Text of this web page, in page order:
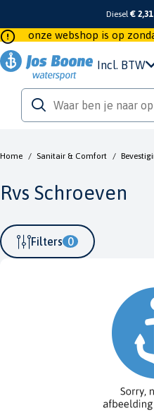
Diesel€ 2,31
onze webshop is op
Incl. BTW
Home / Sanitair & Comfort /
Rvs Schroeven
Filters 0